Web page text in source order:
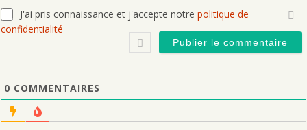
J'ai pris connaissance et j'accepte notre politique de
confidentialité
0 COMMENTAIRES